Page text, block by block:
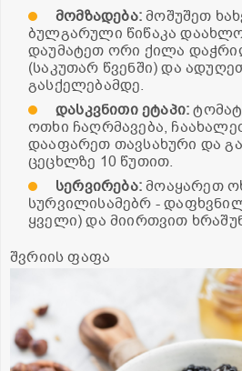
მომზადება:მოშუშეთ
ბულგარული წიწაკა
დაუმატეთ ორი ქილა
(საკუთარ წვენში) და
გასქელებამდე.
დასკვნითიეტაპი:
ოთხი ჩაღრმავება,
დააფარეთ თავსახური და
ცეცხლზე 10 წუთით.
სერვირება:მოაყარეთ
სურვილისამებრ -
ყველი) და მიირთვით
შვრიის ფაფა